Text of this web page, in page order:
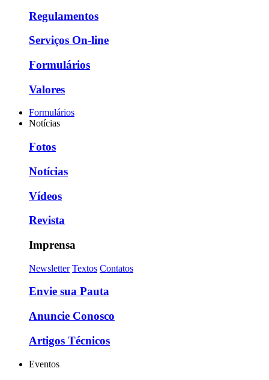
Regulamentos
Serviços On-line
Formulários
Valores
Formulários
Notícias
Fotos
Notícias
Vídeos
Revista
Imprensa
Newsletter Textos Contatos
Envie sua Pauta
Anuncie Conosco
Artigos Técnicos
Eventos